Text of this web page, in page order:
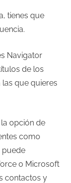
tienes que
Navigator
de los
que quieres
opción de
como
puede
o Microsoft
contactos y